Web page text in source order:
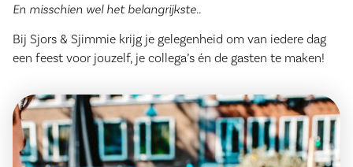
En misschien wel het belangrijkste..
Bij Sjors & Sjimmie krijg je gelegenheid om van iedere dag
een feest voor jouzelf, je collega’s én de gasten te maken!